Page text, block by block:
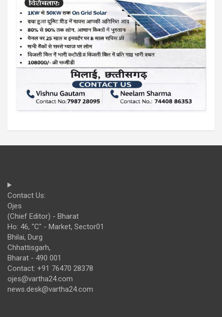
Contact Us:
Ojes
(Chief Editor) - Bharat
Ho: 46, "C" - Market, Sector01
Bhilai, Durg
Chhattisgarh,
Bharat - 490 001
Contact: +91 76470 28378
ojes@vartha24.com
news.desk@vartha24.com